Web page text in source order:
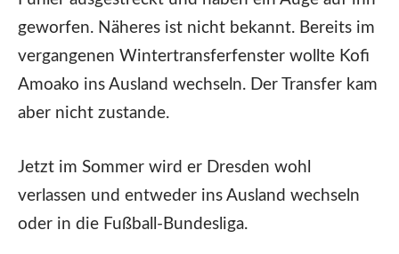
geworfen. Näheres ist nicht bekannt. Bereits im
vergangenen Wintertransferfenster wollte Kofi
Amoako ins Ausland wechseln. Der Transfer kam
aber nicht zustande.
Jetzt im Sommer wird er Dresden wohl
verlassen und entweder ins Ausland wechseln
oder in die Fußball-Bundesliga.